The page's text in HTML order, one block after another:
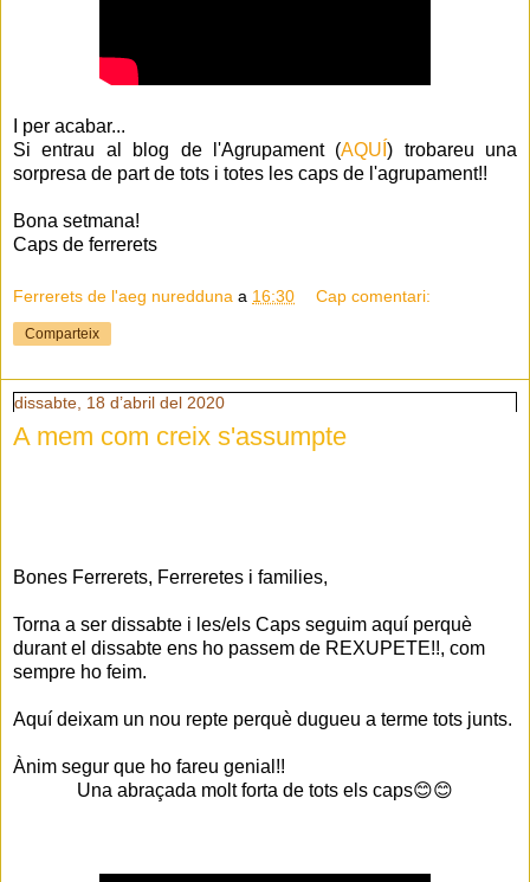
I per acabar...
Si entrau al blog de l'Agrupament (AQUÍ) trobareu una
sorpresa de part de tots i totes les caps de l'agrupament!!
Bona setmana!
Caps de ferrerets
Ferrerets de l'aeg nuredduna a 16:30 Cap comentari:
Comparteix
dissabte, 18 d’abril del 2020
A mem com creix s'assumpte
Bones Ferrerets, Ferreretes i families,
Torna a ser dissabte i les/els Caps seguim aquí perquè
durant el dissabte ens ho passem de REXUPETE!!, com
sempre ho feim.
Aquí deixam un nou repte perquè dugueu a terme tots junts.
Ànim segur que ho fareu genial!!
Una abraçada molt forta de tots els caps😊😊